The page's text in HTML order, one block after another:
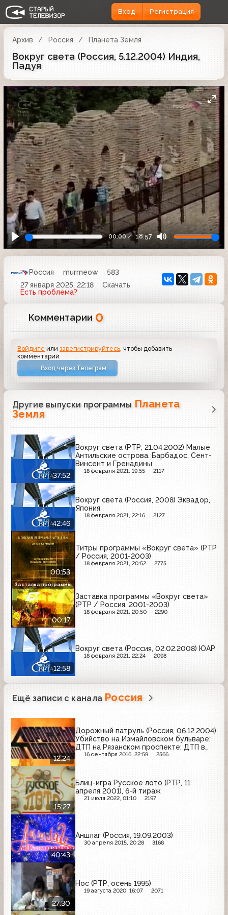
Вход Регистрация
Архив Россия Планета Земля
Вокруг света (Россия, 5.12.2004) Индия,
Падуя
00:00 18:57
Россия murmeow
583
27 января 2025, 22:18
Скачать
Есть проблема?
Комментарии 0
Войдите илизарегистрируйтесь , чтобы добавить
комментарий
Вход через Телеграм
Другие выпуски программы Планета
Земля
37:52
Вокруг света (РТР, 21.04.2002) Малые
Антильские острова. Барбадос, Сент-
Винсент и Гренадины
18 февраля 2021, 19:55 2117
42:46
Вокруг света (Россия, 2008) Эквадор,
Япония
18 февраля 2021, 22:16 2127
00:53
Титры программы «Вокруг света» (РТР
/ Россия, 2001-2003)
18 февраля 2021, 20:52 2775
00:17
Заставка программы «Вокруг света»
(РТР / Россия, 2001-2003)
18 февраля 2021, 20:50 2290
Заставка программы
12:58
Вокруг света (Россия, 02.02.2008) ЮАР
18 февраля 2021, 22:24 2098
Ещё записи с канала Россия
12:24
Дорожный патруль (Россия, 06.12.2004)
Убийство на Измайловском бульваре;
ДТП на Рязанском проспекте; ДТП в
Сигнальном проезде
16 сентября 2016, 22:59 2566
15:27
Блиц-игра Русское лото (РТР, 11
апреля 2001), 6-й тираж
21 июля 2022, 01:10 2197
40:43
Аншлаг (Россия, 19.09.2003)
30 апреля 2015, 20:28 3168
27:30
Нос (РТР, осень 1995)
19 августа 2020, 16:07 2071